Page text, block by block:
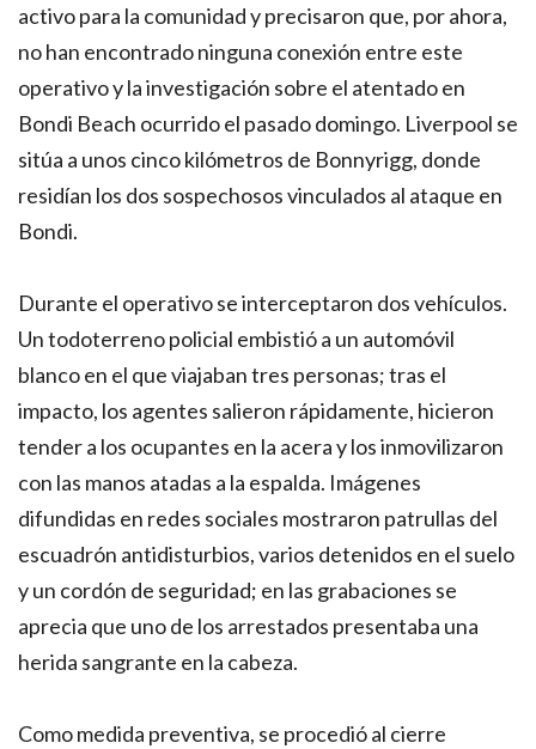
activo para la comunidad y precisaron que, por ahora,
no han encontrado ninguna conexión entre este
operativo y la investigación sobre el atentado en
Bondi Beach ocurrido el pasado domingo. Liverpool se
sitúa a unos cinco kilómetros de Bonnyrigg, donde
residían los dos sospechosos vinculados al ataque en
Bondi.
Durante el operativo se interceptaron dos vehículos.
Un todoterreno policial embistió a un automóvil
blanco en el que viajaban tres personas; tras el
impacto, los agentes salieron rápidamente, hicieron
tender a los ocupantes en la acera y los inmovilizaron
con las manos atadas a la espalda. Imágenes
difundidas en redes sociales mostraron patrullas del
escuadrón antidisturbios, varios detenidos en el suelo
y un cordón de seguridad; en las grabaciones se
aprecia que uno de los arrestados presentaba una
herida sangrante en la cabeza.
Como medida preventiva, se procedió al cierre